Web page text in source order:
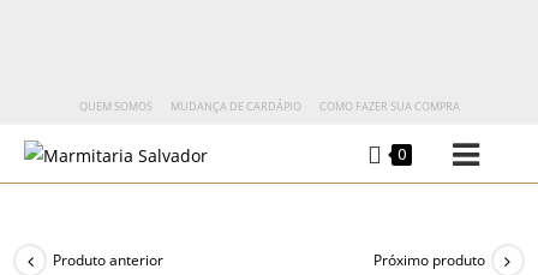
QUEM SOMOS MUDANÇA DE CARDÁPIO COMO FAZER SUA COMPRA
0
Produto anterior Próximo produto